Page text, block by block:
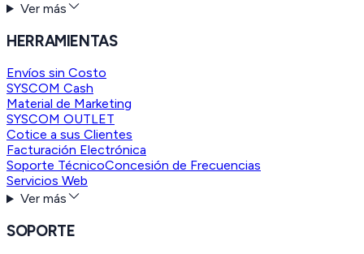
Ver más
HERRAMIENTAS
Envíos sin Costo
SYSCOM Cash
Material de Marketing
SYSCOM OUTLET
Cotice a sus Clientes
Facturación Electrónica
Soporte TécnicoConcesión de Frecuencias
Servicios Web
Ver más
SOPORTE